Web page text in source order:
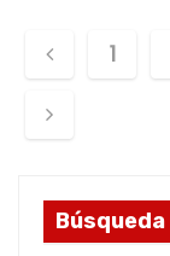
s
1
Búsqueda